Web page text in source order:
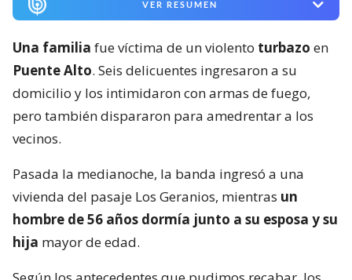
VER RESUMEN
Una familia fue víctima de un violento turbazo en
Puente Alto. Seis delicuentes ingresaron a su
domicilio y los intimidaron con armas de fuego,
pero también dispararon para amedrentar a los
vecinos.
Pasada la medianoche, la banda ingresó a una
vivienda del pasaje Los Geranios, mientras un
hombre de 56 años dormía junto a su esposa y su
hija mayor de edad.